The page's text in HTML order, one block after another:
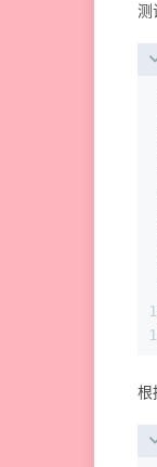
测
根